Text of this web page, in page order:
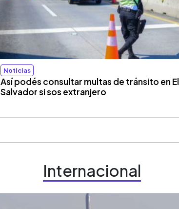
Noticias
Así podés consultar multas de tránsito en El
Salvador si sos extranjero
Internacional